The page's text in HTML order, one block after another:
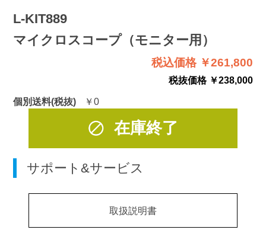
L-KIT889
マイクロスコープ（モニター用）
税込価格 ￥261,800
税抜価格 ￥238,000
個別送料(税抜)
￥0
在庫終了
サポート&サービス
取扱説明書